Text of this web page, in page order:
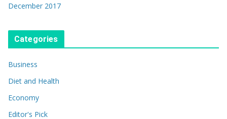
December 2017
Categories
Business
Diet and Health
Economy
Editor's Pick